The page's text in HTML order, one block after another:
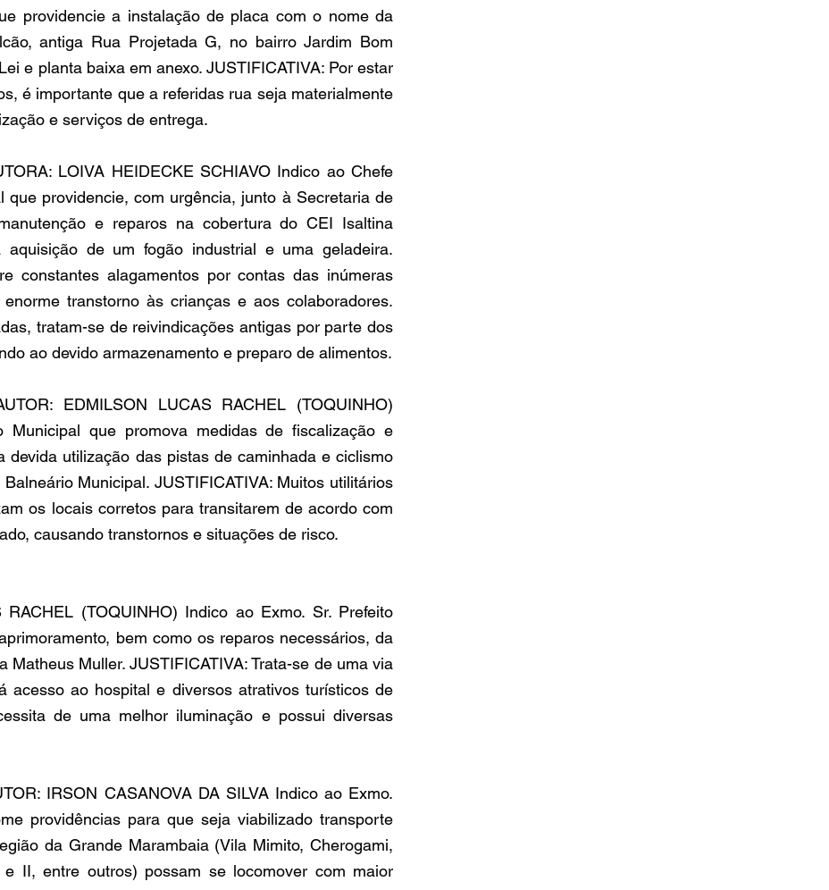
providencie a instalação de placa com o nome da
antiga Rua Projetada G, no bairro Jardim Bom
e planta baixa em anexo. JUSTIFICATIVA: Por estar
é importante que a referidas rua seja materialmente
e serviços de entrega.
LOIVA HEIDECKE SCHIAVO Indico ao Chefe
que providencie, com urgência, junto à Secretaria de
e reparos na cobertura do CEI Isaltina
de um fogão industrial e uma geladeira.
constantes alagamentos por contas das inúmeras
transtorno às crianças e aos colaboradores.
tratam-se de reivindicações antigas por parte dos
ao devido armazenamento e preparo de alimentos.
EDMILSON LUCAS RACHEL (TOQUINHO)
Municipal que promova medidas de fiscalização e
devida utilização das pistas de caminhada e ciclismo
Municipal. JUSTIFICATIVA: Muitos utilitários
os locais corretos para transitarem de acordo com
causando transtornos e situações de risco.
RACHEL (TOQUINHO) Indico ao Exmo. Sr. Prefeito
bem como os reparos necessários, da
Matheus Muller. JUSTIFICATIVA: Trata-se de uma via
acesso ao hospital e diversos atrativos turísticos de
de uma melhor iluminação e possui diversas
IRSON CASANOVA DA SILVA Indico ao Exmo.
providências para que seja viabilizado transporte
da Grande Marambaia (Vila Mimito, Cherogami,
II, entre outros) possam se locomover com maior